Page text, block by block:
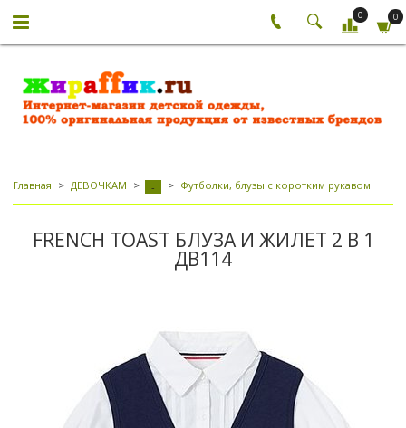
0 0
Главная ДЕВОЧКАМ - Футболки, блузы с коротким рукавом
FRENCH TOAST БЛУЗА И ЖИЛЕТ 2 В 1
ДВ114